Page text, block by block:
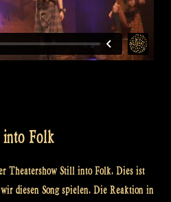
Folk
Theatershow Still into Folk. Dies ist
diesen Song spielen. Die Reaktion in